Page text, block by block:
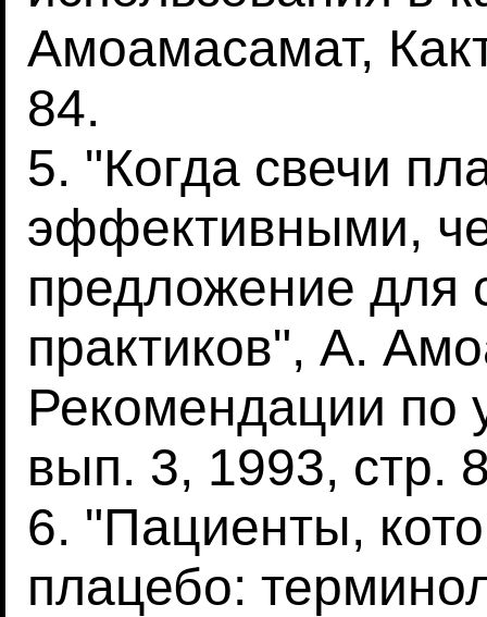
Амоамасамат,
84.
5. "Когда свечи
эффективными,
предложение для
практиков", А.
Рекомендации
вып. 3, 1993, стр.
6. "Пациенты,
плацебо: